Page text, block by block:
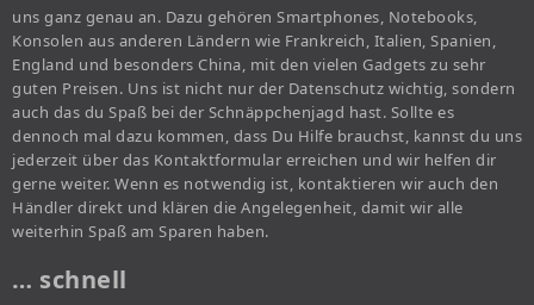
uns ganz genau an. Dazu gehören Smartphones, Notebooks,
Konsolen aus anderen Ländern wie Frankreich, Italien, Spanien,
England und besonders China, mit den vielen Gadgets zu sehr
guten Preisen. Uns ist nicht nur der Datenschutz wichtig, sondern
auch das du Spaß bei der Schnäppchenjagd hast. Sollte es
dennoch mal dazu kommen, dass Du Hilfe brauchst, kannst du uns
jederzeit über das Kontaktformular erreichen und wir helfen dir
gerne weiter. Wenn es notwendig ist, kontaktieren wir auch den
Händler direkt und klären die Angelegenheit, damit wir alle
weiterhin Spaß am Sparen haben.
… schnell